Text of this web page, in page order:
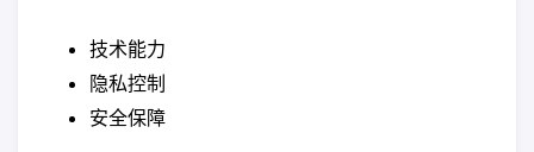
技术能力
隐私控制
安全保障